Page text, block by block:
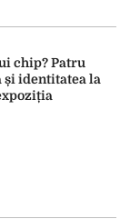
chip? Patru
identitatea la